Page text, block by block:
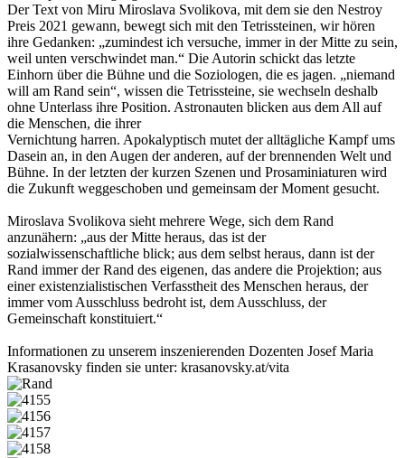
Der Text von Miru Miroslava Svolikova, mit dem sie den Nestroy
Preis 2021 gewann, bewegt sich mit den Tetrissteinen, wir hören
ihre Gedanken: „zumindest ich versuche, immer in der Mitte zu sein,
weil unten verschwindet man.“ Die Autorin schickt das letzte
Einhorn über die Bühne und die Soziologen, die es jagen. „niemand
will am Rand sein“, wissen die Tetrissteine, sie wechseln deshalb
ohne Unterlass ihre Position. Astronauten blicken aus dem All auf
die Menschen, die ihrer
Vernichtung harren. Apokalyptisch mutet der alltägliche Kampf ums
Dasein an, in den Augen der anderen, auf der brennenden Welt und
Bühne. In der letzten der kurzen Szenen und Prosaminiaturen wird
die Zukunft weggeschoben und gemeinsam der Moment gesucht.
Miroslava Svolikova sieht mehrere Wege, sich dem Rand
anzunähern: „aus der Mitte heraus, das ist der
sozialwissenschaftliche blick; aus dem selbst heraus, dann ist der
Rand immer der Rand des eigenen, das andere die Projektion; aus
einer existenzialistischen Verfasstheit des Menschen heraus, der
immer vom Ausschluss bedroht ist, dem Ausschluss, der
Gemeinschaft konstituiert.“
Informationen zu unserem inszenierenden Dozenten Josef Maria
Krasanovsky finden sie unter: krasanovsky.at/vita